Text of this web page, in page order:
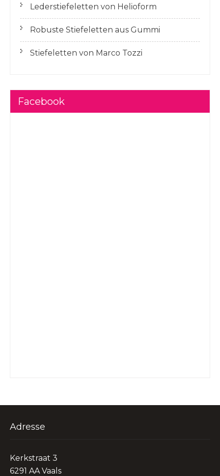
Lederstiefeletten von Helioform
Robuste Stiefeletten aus Gummi
Stiefeletten von Marco Tozzi
Facebook
Adresse
Kerkstraat 3
6291 AA Vaals